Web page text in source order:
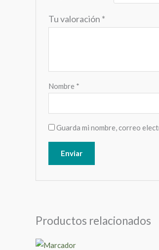
Tu valoración *
Nombre *
Guarda mi nombre, correo
Productos relacionados